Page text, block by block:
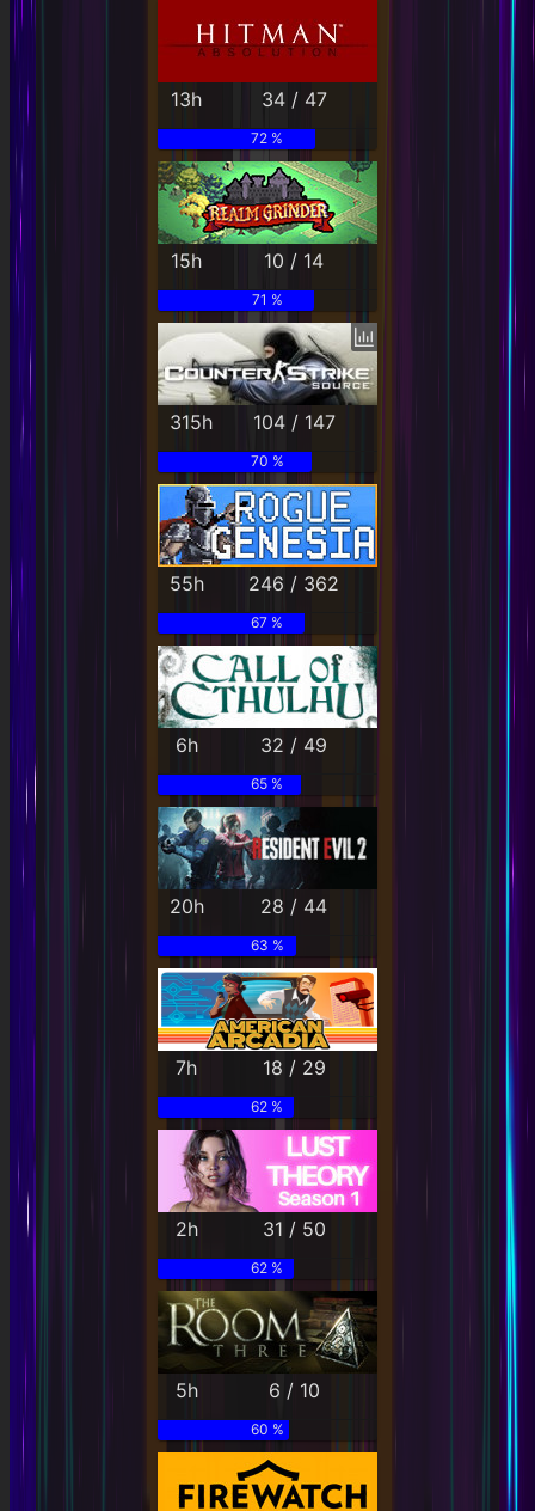
13h 34 / 47
72 %
15h 10 / 14
71 %
315h 104 / 147
70 %
55h 246 / 362
67 %
6h 32 / 49
65 %
20h 28 / 44
63 %
7h 18 / 29
62 %
2h 31 / 50
62 %
5h 6 / 10
60 %